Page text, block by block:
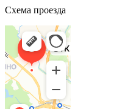
Схема проезда